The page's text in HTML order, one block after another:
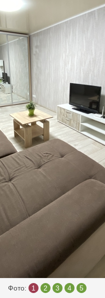
Фото: 1 2 3 4 5